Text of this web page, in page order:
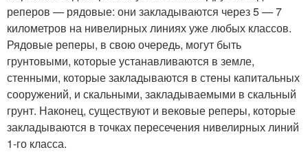
реперов — рядовые: они закладываются через 5 — 7
километров на нивелирных линиях уже любых классов.
Рядовые реперы, в свою очередь, могут быть
грунтовыми, которые устанавливаются в земле,
стенными, которые закладываются в стены капитальных
сооружений, и скальными, закладываемыми в скальный
грунт. Наконец, существуют и вековые реперы, которые
закладываются в точках пересечения нивелирных линий
1-го класса.